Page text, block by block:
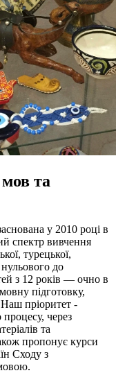
та
у 2010 році в
спектр вивчення
турецької,
нульового до
з 12 років — очно в
підготовку,
Наш пріоритет -
через
та
пропонує курси
Сходу з